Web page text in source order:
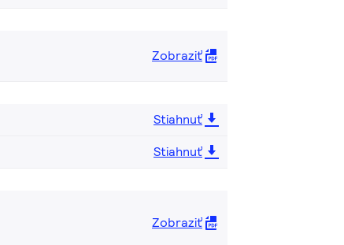
Zobraziť
Stiahnuť
Stiahnuť
Zobraziť